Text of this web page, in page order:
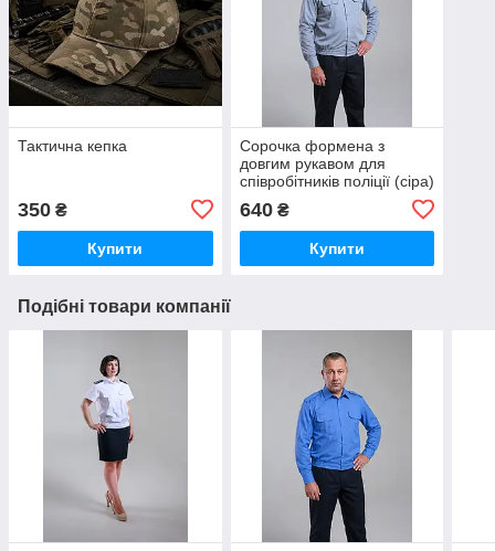
Тактична кепка
350 ₴
Купити
Сорочка формена з
довгим рукавом для
співробітників поліції (сіра)
640₴
Купити
Подібні товари компанії